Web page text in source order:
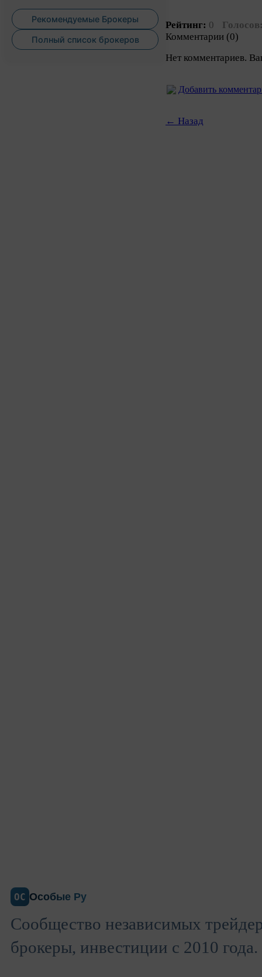
Рекомендуемые Брокеры
Полный список брокеров
Рейтинг: 0
Комментарии (0)
Нет комментариев.
Добавить
← Назад
ОС Особые Ру
Сообщество независимых
брокеры, инвестиции с 2010 года.